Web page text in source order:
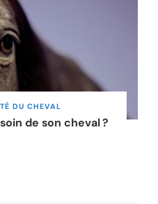
DU CHEVAL
de son cheval ?